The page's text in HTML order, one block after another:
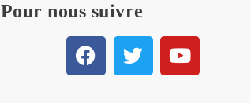
Pour nous suivre